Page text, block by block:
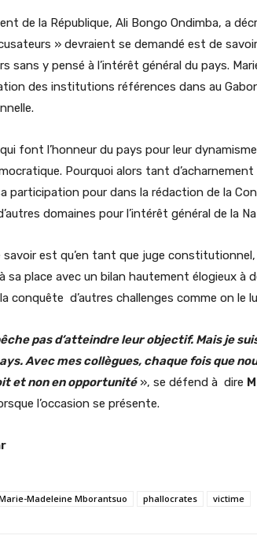
de la République, Ali Bongo Ondimba, a
» devraient se demandé est de
sans y pensé à l’intérêt général du pays.
des institutions références dans au
font l’honneur du pays pour leur
Pourquoi alors tant
participation pour dans la rédaction de la
d’autres domaines pour l’intérêt
savoir est qu’en tant que juge
sa place avec un bilan hautement élogieux à
la conquête d’autres challenges comme
pas d’atteindre leur objectif. Mais je
Avec mes collègues, chaque fois que
et non en opportunité», se défend à dire
l’occasion se présente.
Madeleine Mborantsuo phallocrates victime